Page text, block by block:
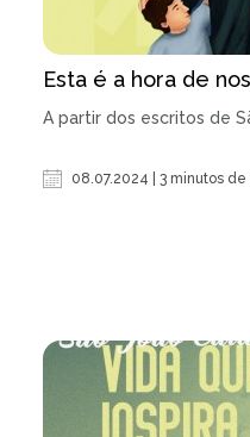
Esta é a hora de
A partir dos escritos de
08.07.2024 | 3 minutos